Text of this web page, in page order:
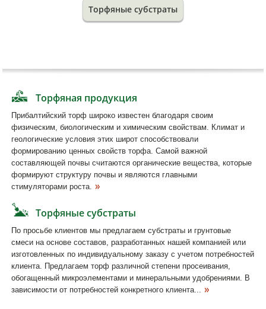
Торфяные субстраты
Торфяная продукция
Прибалтийский торф широко известен благодаря своим
физическим, биологическим и химическим свойствам. Климат и
геологические условия этих широт способствовали
формированию ценных свойств торфа. Самой важной
составляющей почвы считаются органические вещества, которые
формируют структуру почвы и являются главными
стимуляторами роста.
Торфяные субстраты
По просьбе клиентов мы предлагаем субстраты и грунтовые
смеси на основе составов, разработанных нашей компанией или
изготовленных по индивидуальному заказу с учетом потребностей
клиента. Предлагаем торф различной степени просеивания,
обогащенный микроэлементами и минеральными удобрениями. В
зависимости от потребностей конкретного клиента...